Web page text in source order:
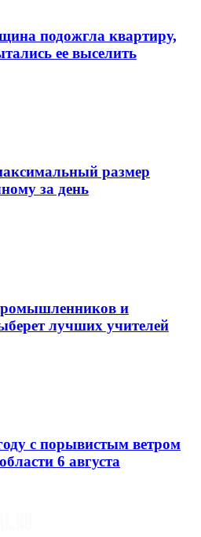
подожгла квартиру,
ее выселить
размер
за день
и
лучших учителей
с порывистым ветром
6 августа